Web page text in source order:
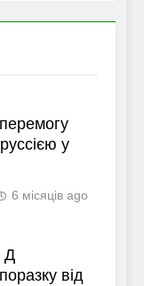
у
6 місяців ago
Д
від